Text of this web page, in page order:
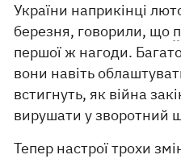
України наприкінці
березня, говорили, що
першої ж нагоди.
вони навіть
встигнуть, як війна
вирушати у зворотний
Тепер настрої трохи